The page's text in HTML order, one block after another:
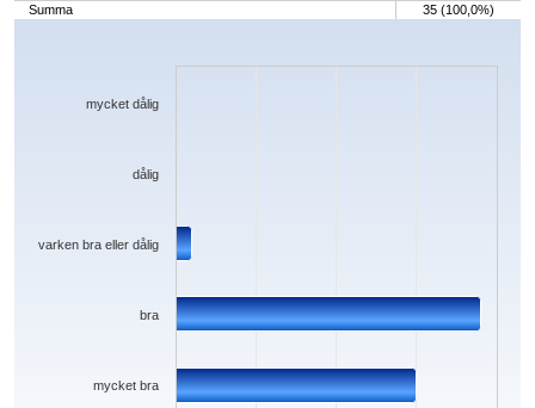
Summa
35 (100,0%)
Chart
The chart has 1 X axis displaying categories.
mycket bra
bra
varken bra eller dålig
dålig
mycket dålig